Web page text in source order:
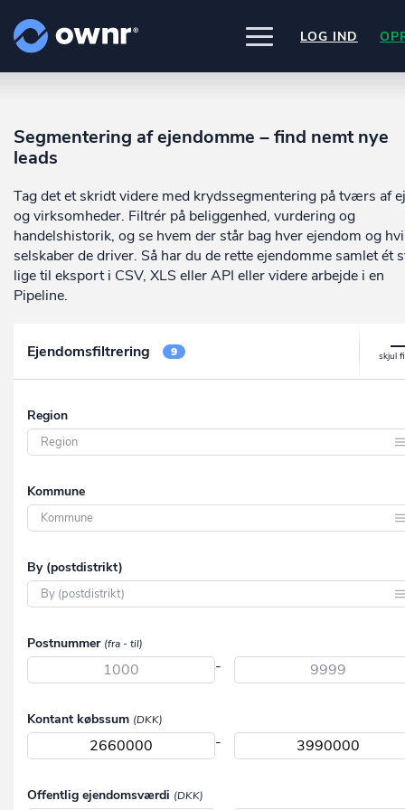
PRODUKTER
ownr Insights
ownr Ajour
Hold dig opdateret og compliant
ownr Pipeline
Sæt strøm til dit nysalg
Identificer salgsklare kundeemner
Bygnings- og Boligregisteret
Geodatastyrelsen
Vurderingsstyrelsen
Danmarks adresser
Mange flere på vej
INTEGRATIONER
Pipedrive
Kommer snart
ownr API
Kun fantasien sætter grænsen
Data i begge retninger
Ownr opdatere ikke bare dine
systemer, vi giver dig også
arbejde med dine kunder i vores
innovative produkter somPipeline
Ajour.
PRISER
OM OWNR
LOG IND
Segmentering af ejendomme – find nemt nye
leads
Tag det et skridt videre med krydssegmentering på tværs af
og virksomheder. Filtrér på beliggenhed, vurdering og
handelshistorik, og se hvem der står bag hver ejendom og
selskaber de driver. Så har du de rette ejendomme samlet ét
lige til eksport i CSV, XLS eller API eller videre arbejde i en
Pipeline.
Ejendomsfiltrering 9
Region
Region Midtjylland
Region Nordjylland
Region Syddanmark
Region Sjælland
Kommune
Aalborg
Aarhus
Albertslund
Allerød
Assens
Ballerup
By (postdistrikt)
Aabybro
Aakirkeby
Aalborg
Aalborg SV
Aalborg SØ
Postnummer (fra - til)
-
Kontant købssum (DKK)
-
Offentlig ejendomsværdi (DKK)